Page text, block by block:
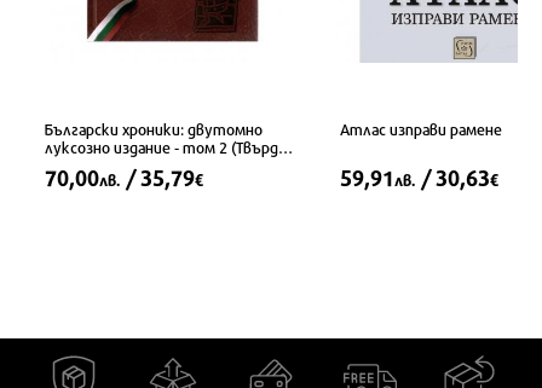
Български хроники: двутомно
луксозно издание - том 2 (Твърди
70,00лв. / 35,79€
Атлас изправи рамене
59,91лв. / 30,63€